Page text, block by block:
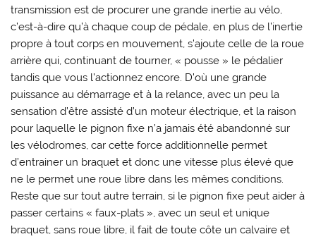
transmission est de procurer une grande inertie au vélo,
c’est-à-dire qu’à chaque coup de pédale, en plus de l’inertie
propre à tout corps en mouvement, s’ajoute celle de la roue
arrière qui, continuant de tourner, « pousse » le pédalier
tandis que vous l’actionnez encore. D’où une grande
puissance au démarrage et à la relance, avec un peu la
sensation d’être assisté d’un moteur électrique, et la raison
pour laquelle le pignon fixe n’a jamais été abandonné sur
les vélodromes, car cette force additionnelle permet
d’entrainer un braquet et donc une vitesse plus élevé que
ne le permet une roue libre dans les mêmes conditions.
Reste que sur tout autre terrain, si le pignon fixe peut aider à
passer certains « faux-plats », avec un seul et unique
braquet, sans roue libre, il fait de toute côte un calvaire et